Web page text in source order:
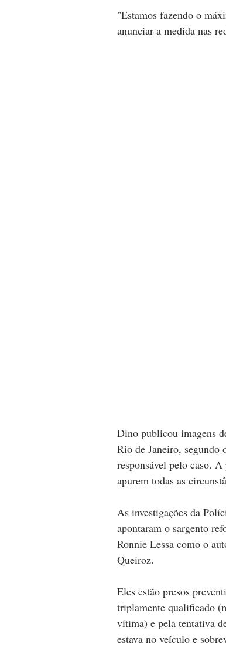
"Estamos fazendo o
anunciar a medida nas
Dino publicou imagens
Rio de Janeiro, segundo
responsável pelo caso.
apurem todas as
As investigações da
apontaram o sargento
Ronnie Lessa como o
Queiroz.
Eles estão presos
triplamente qualificado
vítima) e pela tentativa
estava no veículo e